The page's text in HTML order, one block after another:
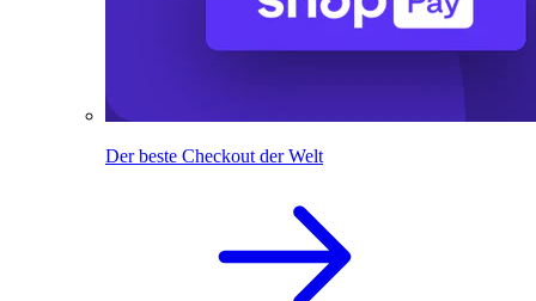
Der beste Checkout der Welt